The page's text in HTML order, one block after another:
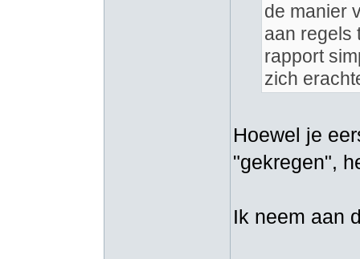
de manier
aan regels
rapport
zich
Hoewel je
"gekregen",
Ik neem aan